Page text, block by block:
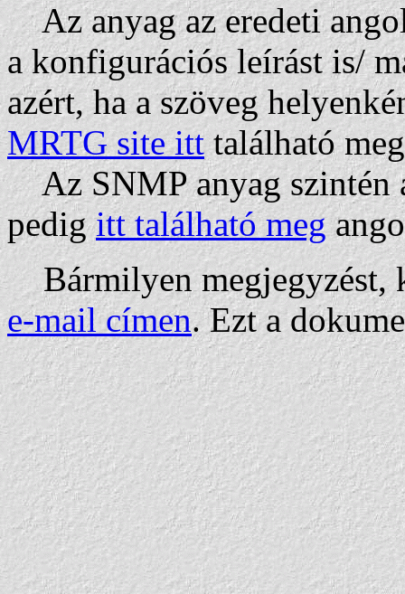
Az anyag az eredeti
a konfigurációs leírást is/
azért, ha a szöveg
MRTG site itttalálható
Az SNMP anyag szintén
pedigitt található meg
Bármilyen megjegyzést,
e-mail címen. Ezt a